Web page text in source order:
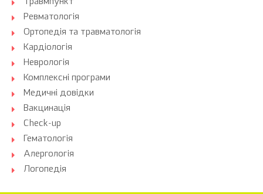
Травмпункт
Ревматологія
Ортопедія та травматологія
Кардіологія
Неврологія
Комплексні програми
Медичні довідки
Вакцинація
Check-up
Гематологія
Алергологія
Логопедія